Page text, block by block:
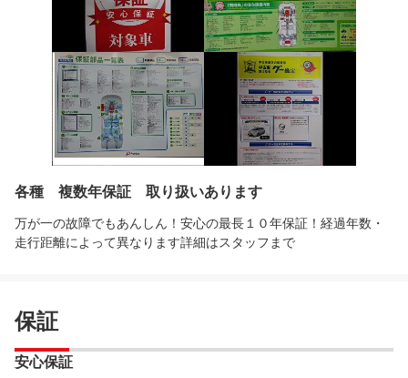
各種 複数年保証 取り扱いあります
万が一の故障でもあんしん！安心の最長１０年保証！経過年数・
走行距離によって異なります詳細はスタッフまで
保証
安心保証